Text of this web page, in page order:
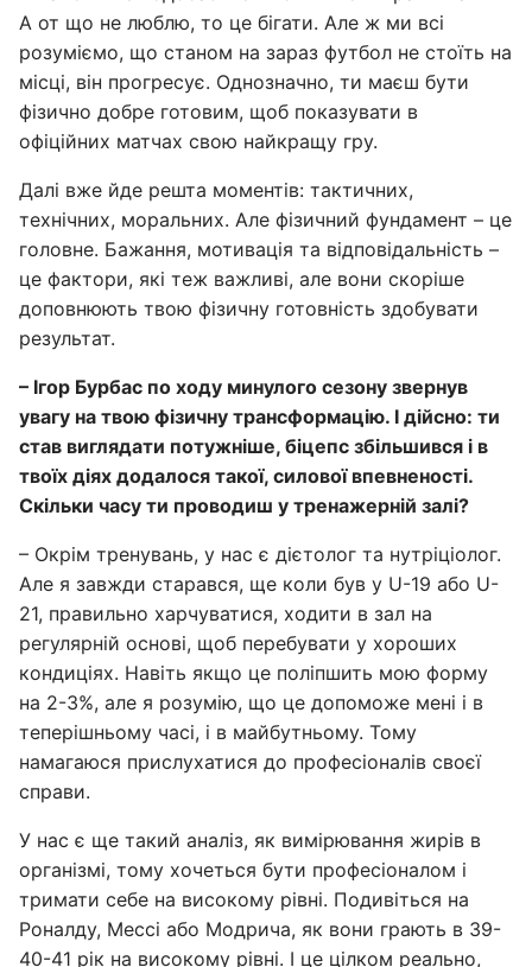
А от що не люблю, то це бігати. Але ж ми всі
розуміємо, що станом на зараз футбол не стоїть на
місці, він прогресує. Однозначно, ти маєш бути
фізично добре готовим, щоб показувати в
офіційних матчах свою найкращу гру.
Далі вже йде решта моментів: тактичних,
технічних, моральних. Але фізичний фундамент – це
головне. Бажання, мотивація та відповідальність –
це фактори, які теж важливі, але вони скоріше
доповнюють твою фізичну готовність здобувати
результат.
– Ігор Бурбас по ходу минулого сезону звернув
увагу на твою фізичну трансформацію. І дійсно: ти
став виглядати потужніше, біцепс збільшився і в
твоїх діях додалося такої, силової впевненості.
Скільки часу ти проводиш у тренажерній залі?
– Окрім тренувань, у нас є дієтолог та нутріціолог.
Але я завжди старався, ще коли був у U-19 або U-
21, правильно харчуватися, ходити в зал на
регулярній основі, щоб перебувати у хороших
кондиціях. Навіть якщо це поліпшить мою форму
на 2-3%, але я розумію, що це допоможе мені і в
теперішньому часі, і в майбутньому. Тому
намагаюся прислухатися до професіоналів своєї
справи.
У нас є ще такий аналіз, як вимірювання жирів в
організмі, тому хочеться бути професіоналом і
тримати себе на високому рівні. Подивіться на
Роналду, Мессі або Модрича, як вони грають в 39-
40-41 рік на високому рівні. І це цілком реально,